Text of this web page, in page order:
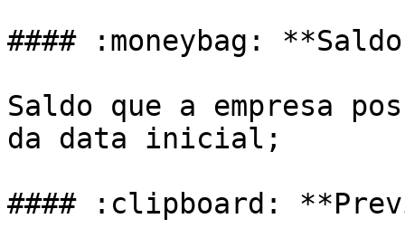
#### :moneybag:
Saldo que a empresa
da data inicial;
#### :clipboard: